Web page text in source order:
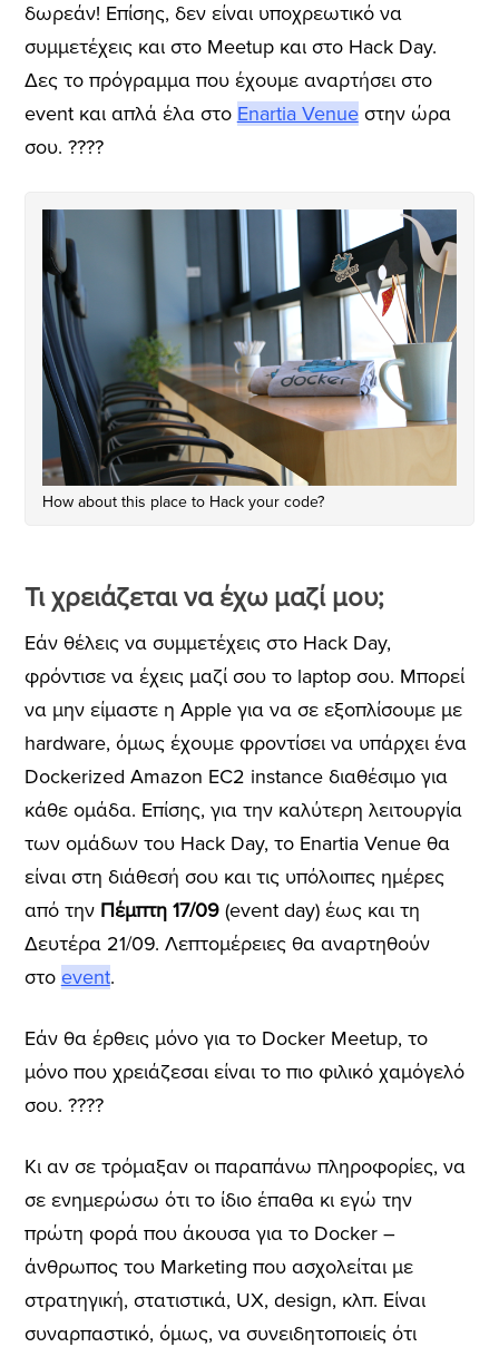
δωρεάν! Επίσης, δεν είναι υποχρεωτικό να
συμμετέχεις και στο Meetup και στο Hack Day.
Δες το πρόγραμμα που έχουμε αναρτήσει στο
event και απλά έλα στο Enartia Venueστην ώρα
σου. ????
How about this place to Hack your code?
Τι χρειάζεται να έχω μαζί μου;
Εάν θέλεις να συμμετέχεις στο Hack Day,
φρόντισε να έχεις μαζί σου το laptop σου. Μπορεί
να μην είμαστε η Apple για να σε εξοπλίσουμε με
hardware, όμως έχουμε φροντίσει να υπάρχει ένα
Dockerized Amazon EC2 instance διαθέσιμο για
κάθε ομάδα. Επίσης, για την καλύτερη λειτουργία
των ομάδων του Hack Day, το Enartia Venue θα
είναι στη διάθεσή σου και τις υπόλοιπες ημέρες
από την Πέμπτη 17/09(event day) έως και τη
Δευτέρα 21/09. Λεπτομέρειες θα αναρτηθούν
στο event.
Εάν θα έρθεις μόνο για το Docker Meetup, το
μόνο που χρειάζεσαι είναι το πιο φιλικό χαμόγελό
σου. ????
Κι αν σε τρόμαξαν οι παραπάνω πληροφορίες, να
σε ενημερώσω ότι το ίδιο έπαθα κι εγώ την
πρώτη φορά που άκουσα για το Docker –
άνθρωπος του Marketing που ασχολείται με
στρατηγική, στατιστικά, UX, design, κλπ. Είναι
συναρπαστικό, όμως, να συνειδητοποιείς ότι